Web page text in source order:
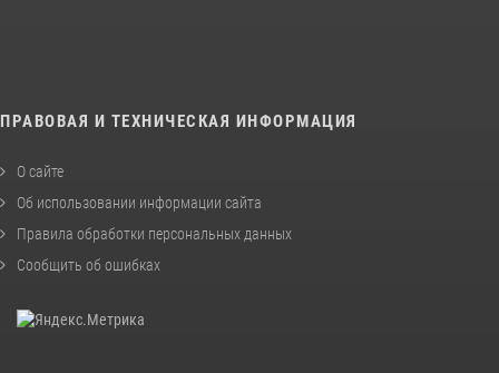
ПРАВОВАЯ И ТЕХНИЧЕСКАЯ ИНФОРМАЦИЯ
О сайте
Об использовании информации сайта
Правила обработки персональных данных
Сообщить об ошибках